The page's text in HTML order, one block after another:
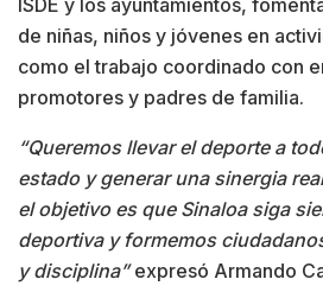
de niñas, niños y jóvenes en
como el trabajo coordinado con
promotores y padres de familia.
“Queremos llevar el deporte a
estado y generar una sinergia
el objetivo es que Sinaloa siga
deportiva y formemos
y disciplina”expresó Armando